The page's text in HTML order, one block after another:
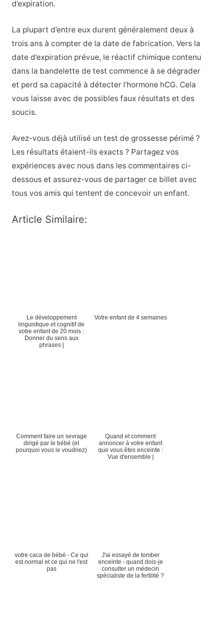
d’expiration.
La plupart d’entre eux durent généralement deux à
trois ans à compter de la date de fabrication. Vers la
date d’expiration prévue, le réactif chimique contenu
dans la bandelette de test commence à se dégrader
et perd sa capacité à détecter l’hormone hCG. Cela
vous laisse avec de possibles faux résultats et des
soucis.
Avez-vous déjà utilisé un test de grossesse périmé ?
Les résultats étaient-ils exacts ? Partagez vos
expériences avec nous dans les commentaires ci-
dessous et assurez-vous de partager ce billet avec
tous vos amis qui tentent de concevoir un enfant.
Article Similaire:
Le développement
linguistique et cognitif de
votre enfant de 20 mois :
Donner du sens aux
phrases |
Votre enfant de 4 semaines
Comment faire un sevrage
dirigé par le bébé (et
pourquoi vous le voudriez)
Quand et comment
annoncer à votre enfant
que vous êtes enceinte :
Vue d'ensemble |
votre caca de bébé - Ce qui
est normal et ce qui ne l'est
pas
J'ai essayé de tomber
enceinte - quand dois-je
consulter un médecin
spécialiste de la fertilité ?